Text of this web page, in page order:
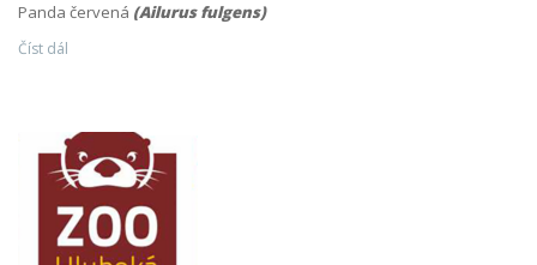
Panda červená (Ailurus fulgens)
Číst dál